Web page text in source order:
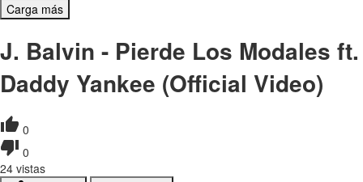
Carga más
J. Balvin - Pierde Los Modales ft.
Daddy Yankee (Official Video)
0
0
24 vistas